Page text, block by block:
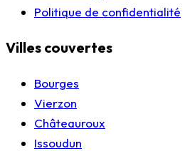
Politique de confidentialité
Villes couvertes
Bourges
Vierzon
Châteauroux
Issoudun